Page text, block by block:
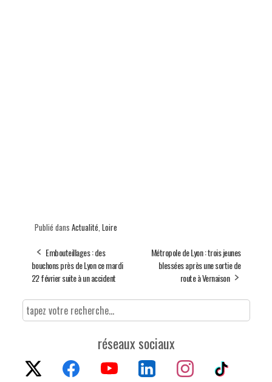
Publié dans Actualité Loire
Embouteillages : des
bouchons près de Lyon ce mardi
22 février suite à un accident
Métropole de Lyon : trois jeunes
blessées après une sortie de
route à Vernaison
réseaux sociaux